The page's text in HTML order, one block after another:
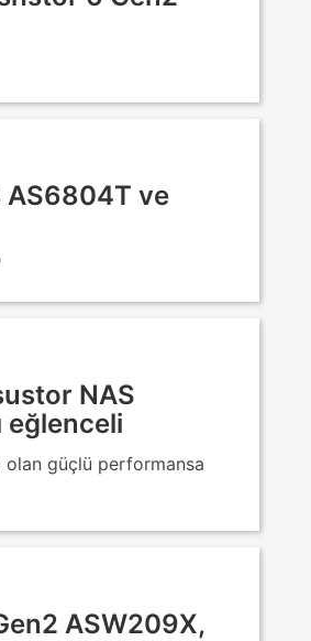
AS6804T ve
NAS
eğlenceli
olan güçlü performansa
ASW209X,